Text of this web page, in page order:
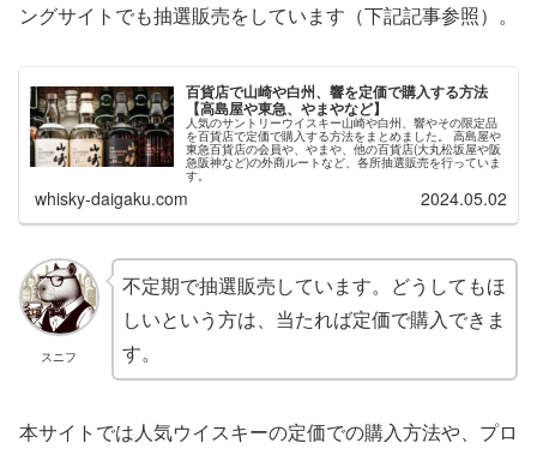
ングサイトでも抽選販売をしています（下記記事参照）。
百貨店で山崎や白州、響を定価で購入する方法
【高島屋や東急、やまやなど】
人気のサントリーウイスキー山崎や白州、響やその限定品
を百貨店で定価で購入する方法をまとめました。 高島屋や
東急百貨店の会員や、やまや、他の百貨店(大丸松坂屋や阪
急阪神など)の外商ルートなど、各所抽選販売を行っていま
す。
whisky-daigaku.com 2024.05.02
スニフ
不定期で抽選販売しています。どうしてもほ
しいという方は、当たれば定価で購入できま
す。
本サイトでは人気ウイスキーの定価での購入方法や、プロ